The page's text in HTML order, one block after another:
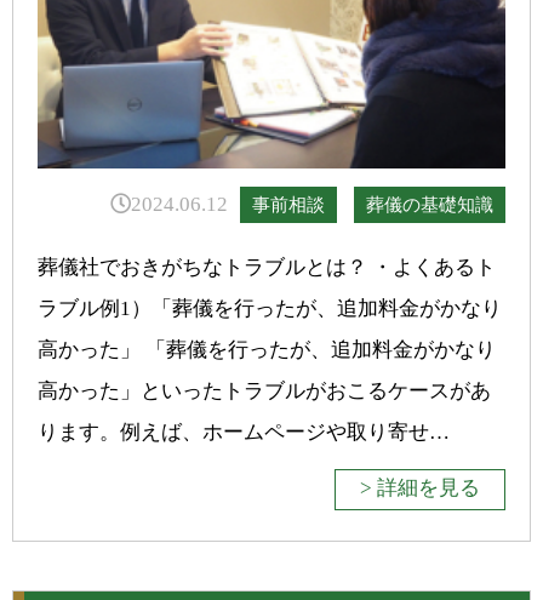
2024.06.12 事前相談 葬儀の基礎知識
葬儀社でおきがちなトラブルとは？ ・よくあるト
ラブル例1）「葬儀を行ったが、追加料金がかなり
高かった」 「葬儀を行ったが、追加料金がかなり
高かった」といったトラブルがおこるケースがあ
ります。例えば、ホームページや取り寄せ…
> 詳細を見る